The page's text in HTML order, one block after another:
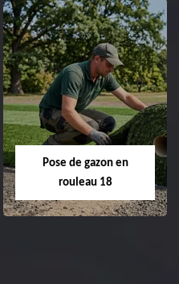
Tonte et réfection
de pelouse 18
Entreprise tonte et
Cher tel: 02.52.56.49.40
Pose de gazon en
rouleau 18